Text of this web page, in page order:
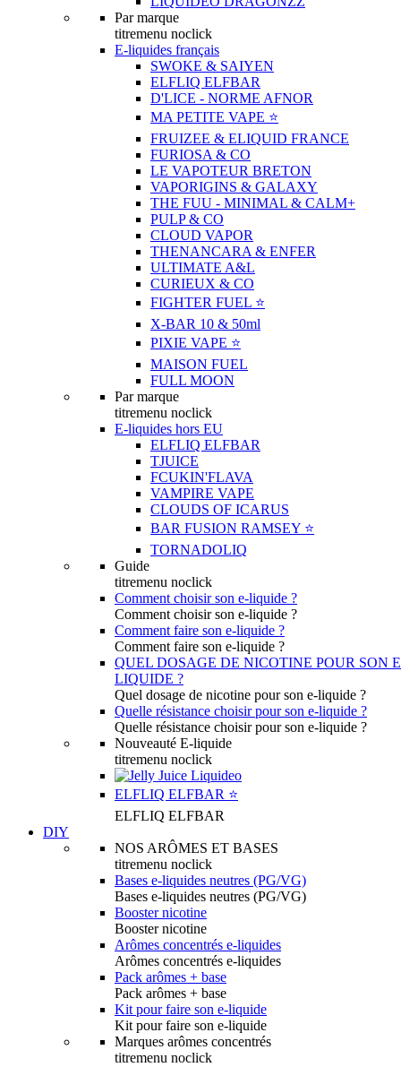
Par marque
titremenu noclick
E-liquides français
SWOKE & SAIYEN
ELFLIQ ELFBAR
D'LICE - NORME AFNOR
MA PETITE VAPE ⭐️
FRUIZEE & ELIQUID FRANCE
FURIOSA & CO
LE VAPOTEUR BRETON
VAPORIGINS & GALAXY
THE FUU - MINIMAL & CALM+
PULP & CO
CLOUD VAPOR
THENANCARA & ENFER
ULTIMATE A&L
CURIEUX & CO
FIGHTER FUEL ⭐️
X-BAR 10 & 50ml
PIXIE VAPE ⭐️
MAISON FUEL
FULL MOON
Par marque
titremenu noclick
E-liquides hors EU
ELFLIQ ELFBAR
TJUICE
FCUKIN'FLAVA
VAMPIRE VAPE
CLOUDS OF ICARUS
BAR FUSION RAMSEY ⭐️
TORNADOLIQ
Guide
titremenu noclick
Comment choisir son e-liquide ?
Comment choisir son e-liquide ?
Comment faire son e-liquide ?
Comment faire son e-liquide ?
QUEL DOSAGE DE NICOTINE POUR SON
LIQUIDE ?
Quel dosage de nicotine pour son e-liquide ?
Quelle résistance choisir pour son e-liquide ?
Quelle résistance choisir pour son e-liquide ?
Nouveauté E-liquide
titremenu noclick
ELFLIQ ELFBAR ⭐️
ELFLIQ ELFBAR
DIY
NOS ARÔMES ET BASES
titremenu noclick
Bases e-liquides neutres (PG/VG)
Bases e-liquides neutres (PG/VG)
Booster nicotine
Booster nicotine
Arômes concentrés e-liquides
Arômes concentrés e-liquides
Pack arômes + base
Pack arômes + base
Kit pour faire son e-liquide
Kit pour faire son e-liquide
Marques arômes concentrés
titremenu noclick